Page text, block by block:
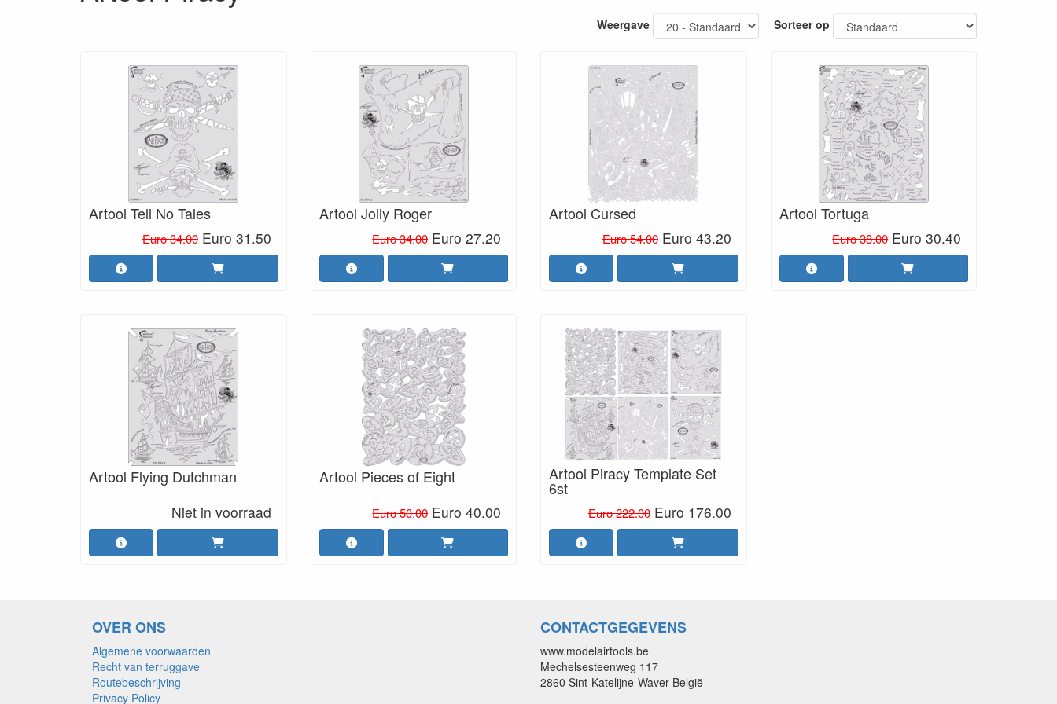
Weergave Sorteer op
Artool Tell No Tales
Euro 34.00 Euro 31.50
Artool Jolly Roger
Euro 34.00 Euro 27.20
Artool Cursed
Euro 54.00 Euro 43.20
Artool Tortuga
Euro 38.00 Euro 30.40
Artool Flying Dutchman
Niet in voorraad
Artool Pieces of Eight
Euro 50.00 Euro 40.00
Artool Piracy Template Set
6st
Euro 222.00 Euro 176.00
OVER ONS
Algemene voorwaarden
Recht van terruggave
Routebeschrijving
Privacy Policy
CONTACTGEGEVENS
www.modelairtools.be
Mechelsesteenweg 117
2860 Sint-Katelijne-Waver België